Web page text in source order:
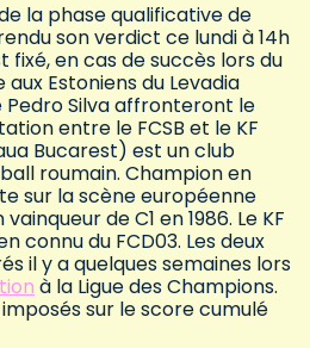
la phase qualificative de
son verdict ce lundi à 14h
fixé, en cas de succès lors du
Estoniens du Levadia
Pedro Silva affronteront le
entre le FCSB et le KF
Bucarest) est un club
roumain. Champion en
sur la scène européenne
de C1 en 1986. Le KF
connu du FCD03. Les deux
il y a quelques semaines lors
à la Ligue des Champions.
sur le score cumulé